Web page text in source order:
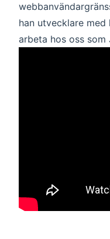
han utvecklare
arbeta hos oss